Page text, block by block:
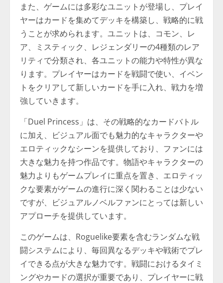
また、ゲームには多彩なユニットが登場し、プレイ
ヤーはカードを集めてデッキを構築し、戦略的に戦
うことが求められます。ユニットは、コモン、レ
ア、ミスティック、レジェンダリーの4種類のレア
リティで分類され、各ユニットの能力や特性が異な
ります。プレイヤーはカードを戦闘で使い、イベン
トをクリアして新しいカードを手に入れ、戦力を増
強していきます。
「Duel Princess」は、その戦略的なカードバトル
に加え、ビジュアル面でも魅力的なキャラクターや
エロティックなシーンを提供しており、ファンには
大きな魅力を持つ作品です。物語やキャラクターの
魅力よりもゲームプレイに重点を置き、エロティッ
クな要素がゲームの進行に深く関わることは少ない
ですが、ビジュアルノベルファンにとっては新しい
アプローチを提供しています。
このゲームは、Roguelike要素を含むランダムな戦
闘システムにより、毎回異なるデッキや戦術でプレ
イできる点が大きな魅力です。戦闘におけるタイミ
ングやカードの選択が重要であり、プレイヤーに戦